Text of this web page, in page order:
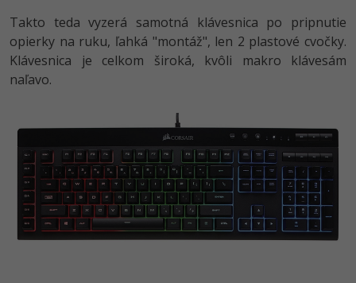
Takto teda vyzerá samotná klávesnica po pripnutie
opierky na ruku, ľahká "montáž", len 2 plastové cvočky.
Klávesnica je celkom široká, kvôli makro klávesám
naľavo.